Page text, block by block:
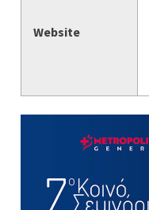
Website